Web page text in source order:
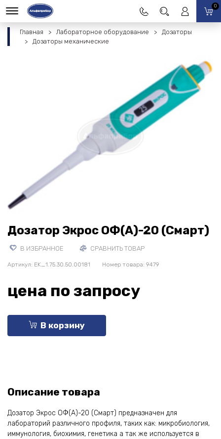
0
Главная Лабораторное оборудование
Дозаторы
Дозаторы механические
Дозатор Экрос ОФ(А)-20 (Смарт)
В ИЗБРАННОЕ СРАВНИТЬ ТОВАР
Артикул: EK_1.75.30.50.00181 Номер товара: 9479
цена по запросу
В корзину
Описание товара
Дозатор Экрос ОФ(А)-20 (Смарт) предназначен для
лабораторий различного профиля, таких как: микробиология,
иммунология, биохимия, генетика а так же используется в